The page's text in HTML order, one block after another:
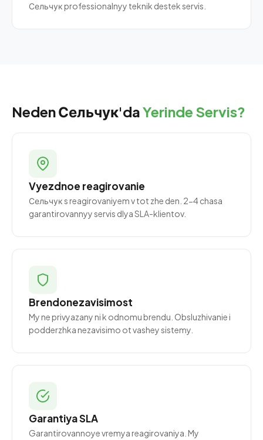
Сельчук professionalnyy teknik destek servis.
Neden Сельчук'daYerinde Servis?
Vyezdnoe reagirovanie
Сельчук s reagirovaniyem v tot zhe den. 2-4 chasa
garantirovannyy servis dlya SLA-klientov.
Brendonezavisimost
My ne privyazany ni k odnomu brendu. Obsluzhivanie i
podderzhka nezavisimo ot vashey sistemy.
Garantiya SLA
Garantirovannoye vremya reagirovaniya. My